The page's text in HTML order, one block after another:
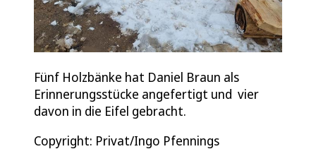
Fünf Holzbänke hat Daniel Braun als
Erinnerungsstücke angefertigt und vier
davon in die Eifel gebracht.
Copyright: Privat/Ingo Pfennings